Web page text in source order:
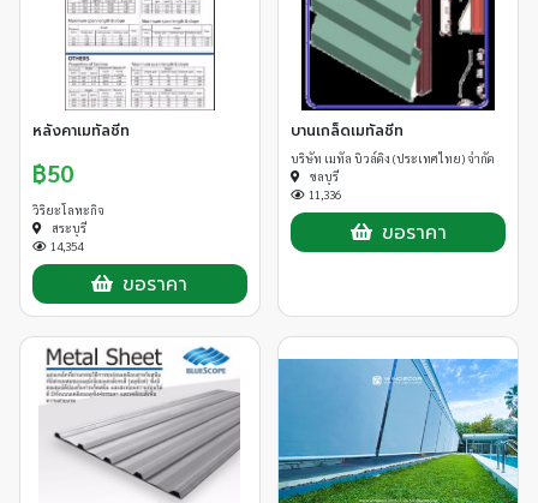
หลังคาเมทัลชีท
฿50
วิริยะโลหะกิจ
สระบุรี
14,354
ขอราคา
บานเกล็ดเมทัลชีท
บริษัท เมทัล บิวล์ดิง (ประเทศไทย) จำกัด
ชลบุรี
11,336
ขอราคา